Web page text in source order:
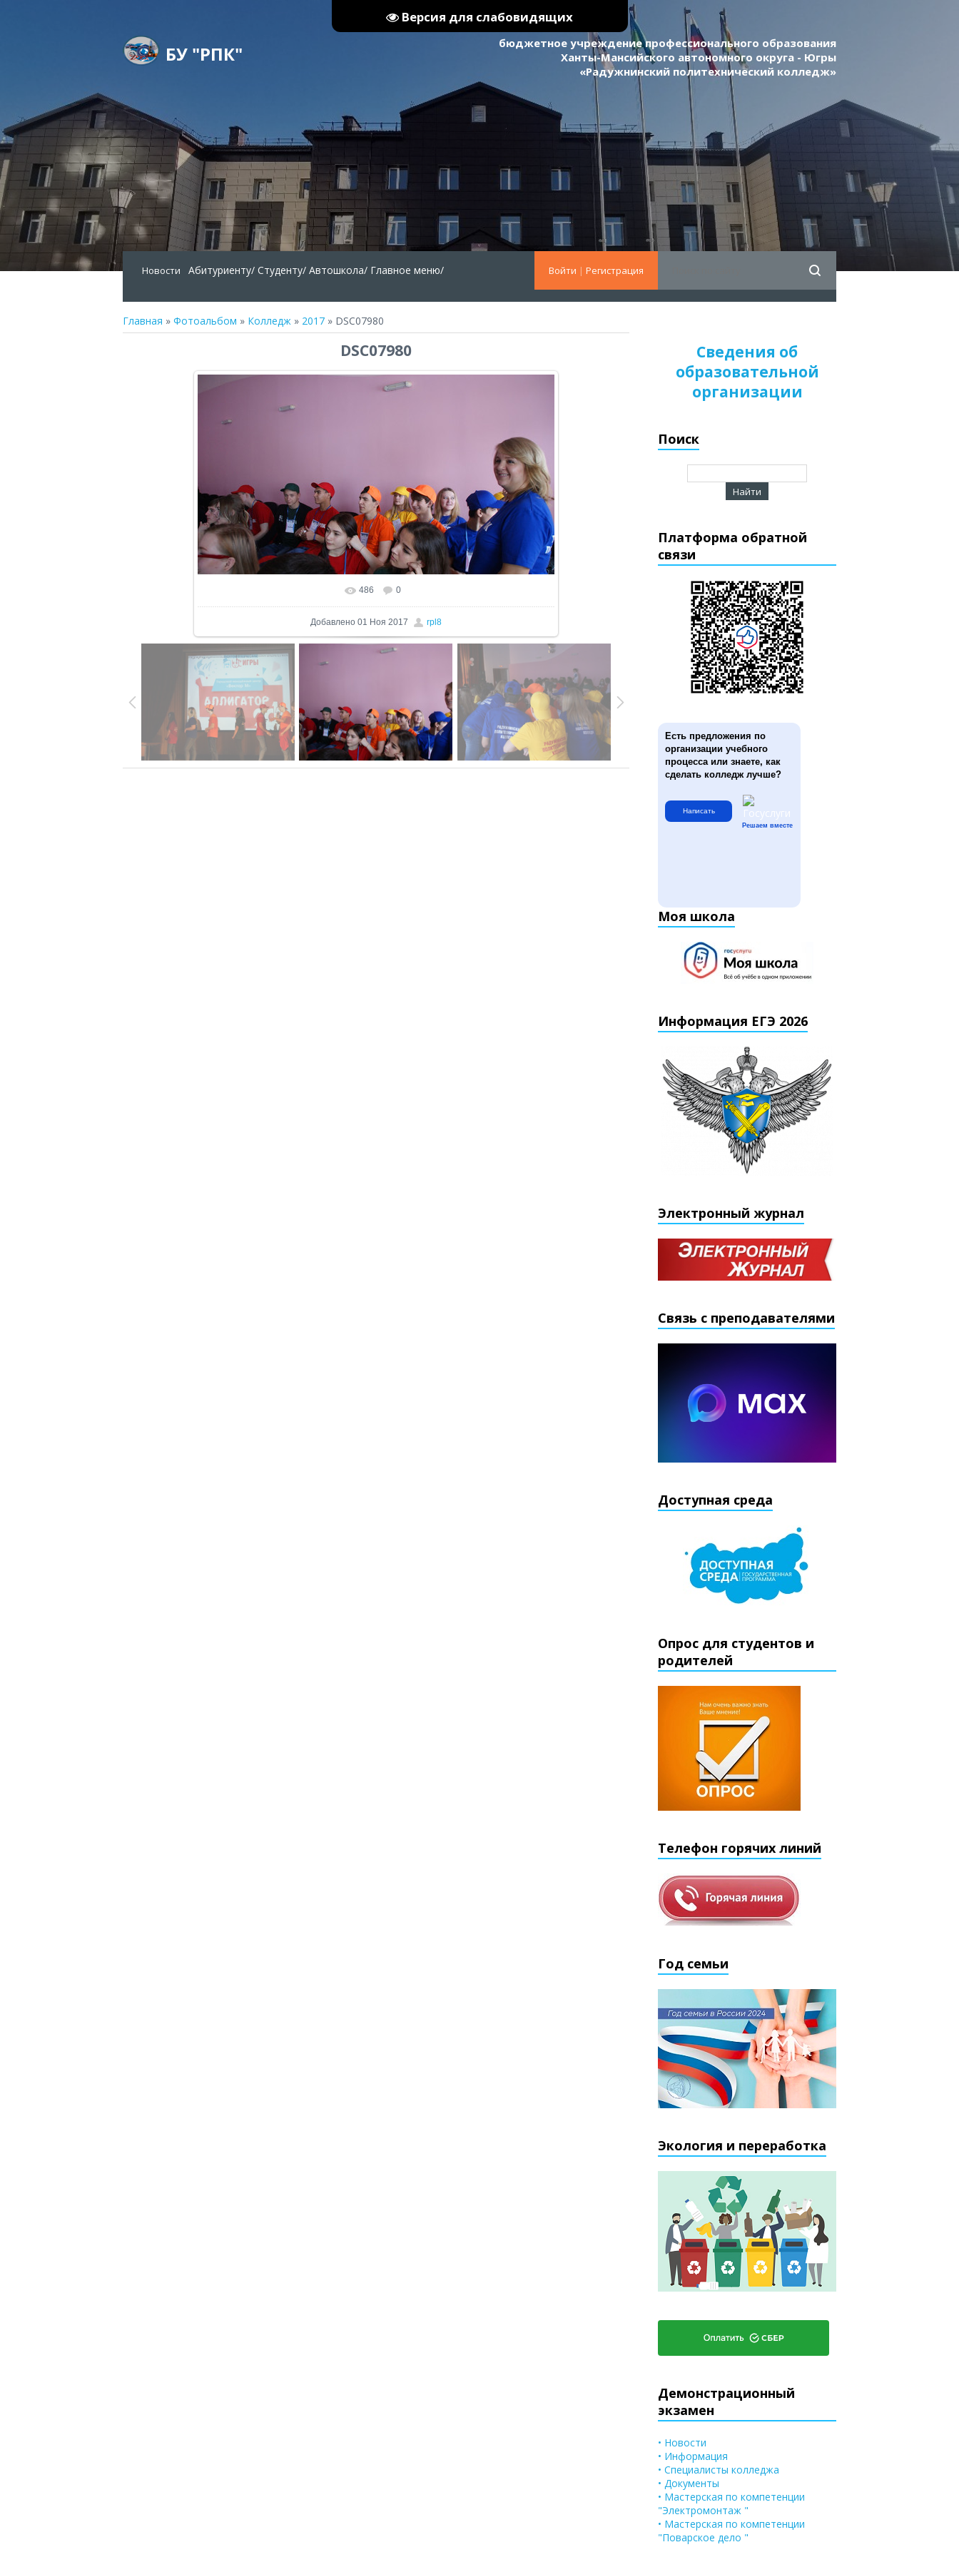
Версия для слабовидящих
БУ "РПК"
бюджетное учреждение профессионального образования
Ханты-Мансийского автономного округа - Югры
«Радужнинский политехнический колледж»
Войти | Регистрация
Новости Абитуриенту/ Студенту/ Автошкола/ Главное меню/
Главная » Фотоальбом » Колледж » 2017 » DSC07980
DSC07980
В реальном размере 1024x574
486 0
Добавлено 01 Ноя 2017 rpl8
Сведения об
образовательной
организации
Поиск
Платформа обратной
связи
Есть предложения по
организации учебного
процесса или знаете, как
сделать колледж лучше?
Написать
Решаем вместе
Моя школа
Информация ЕГЭ 2026
Электронный журнал
Связь с преподавателями
Доступная среда
Опрос для студентов и
родителей
Телефон горячих линий
Год семьи
Экология и переработка
Демонстрационный
экзамен
• Новости
• Информация
• Специалисты колледжа
• Документы
• Мастерская по компетенции
"Электромонтаж "
• Мастерская по компетенции
"Поварское дело "